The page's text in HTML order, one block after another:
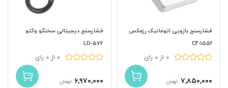
فشارسنج بازویی اتوماتیک رزمکس
CF-155f
0 از 0 رای
۷,۸۵۰,۰۰۰ تومان
فشارسنج دیجیتالی سخنگو وکتو
LD-576
0 از 0 رای
۶,۹۷۰,۰۰۰ تومان